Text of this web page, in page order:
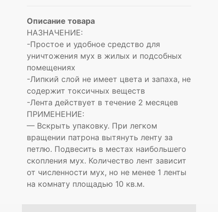
Описание товара
НАЗНАЧЕНИЕ:
-Простое и удобное средство для
уничтожения мух в жилых и подсобных
помещениях
-Липкий слой не имеет цвета и запаха, не
содержит токсичных веществ
-Лента действует в течение 2 месяцев
ПРИМЕНЕНИЕ:
— Вскрыть упаковку. При легком
вращении патрона вытянуть ленту за
петлю. Подвесить в местах наибольшего
скопления мух. Количество лент зависит
от численности мух, но не менее 1 ленты
на комнату площадью 10 кв.м.